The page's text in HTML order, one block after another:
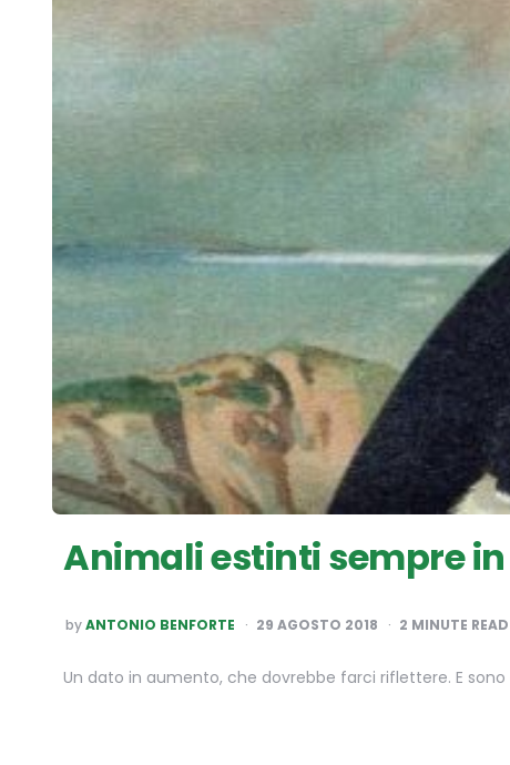
Animali estinti sempre
POSTED
BY
byANTONIO BENFORTE 29 AGOSTO 2018 2 MINUTE READ
Un dato in aumento, che dovrebbe farci riflettere. E